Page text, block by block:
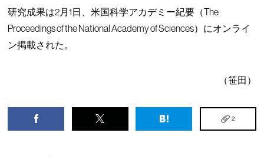
研究成果は2月1日、米国科学アカデミー紀要（The
Proceedings of the National Academy of Sciences）にオンライ
ン掲載された。
（笹田）
2